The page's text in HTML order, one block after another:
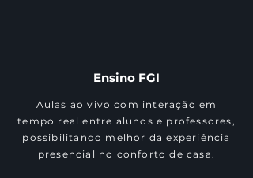
Ensino FGI
Aulas ao vivo com interação em
tempo real entre alunos e professores,
possibilitando melhor da experiência
presencial no conforto de casa.